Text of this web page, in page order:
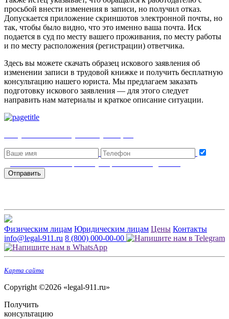
просьбой внести изменения в записи, но получил отказ.
Допускается приложение скриншотов электронной почты, но
так, чтобы было видно, что это именно ваша почта. Иск
подается в суд по месту вашего проживания, по месту работы
и по месту расположения (регистрации) ответчика.
Здесь вы можете скачать образец искового заявления об
изменении записи в трудовой книжке и получить бесплатную
консультацию нашего юриста. Мы предлагаем заказать
подготовку искового заявления — для этого следует
направить нам материалы и краткое описание ситуации.
Отправить
Физическим лицам Юридическим лицам Цены Контакты
info@legal-911.ru 8 (800) 000-00-00
Карта сайта
Copyright ©2026 «legal-911.ru»
Получить
консультацию